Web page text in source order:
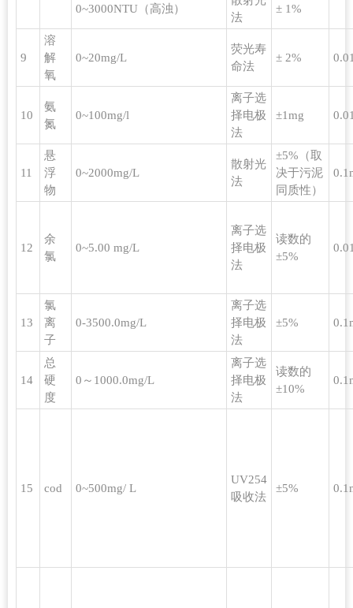
0~3000NTU（高浊）
法
± 1%
9
溶
解
氧
0~20mg/L
荧光寿
命法
± 2%
10
氨
氮
0~100mg/l
离子选
择电极
法
±1mg
11
悬
浮
物
0~2000mg/L
散射光
法
±5%（取
决于污泥
同质性）
12
余
氯
0~5.00 mg/L
离子选
择电极
法
读数的
±5%
13
氯
离
子
0-3500.0mg/L
离子选
择电极
法
±5%
14
总
硬
度
0～1000.0mg/L
离子选
择电极
法
读数的
±10%
15 cod 0~500mg/ L
UV254
吸收法
±5%